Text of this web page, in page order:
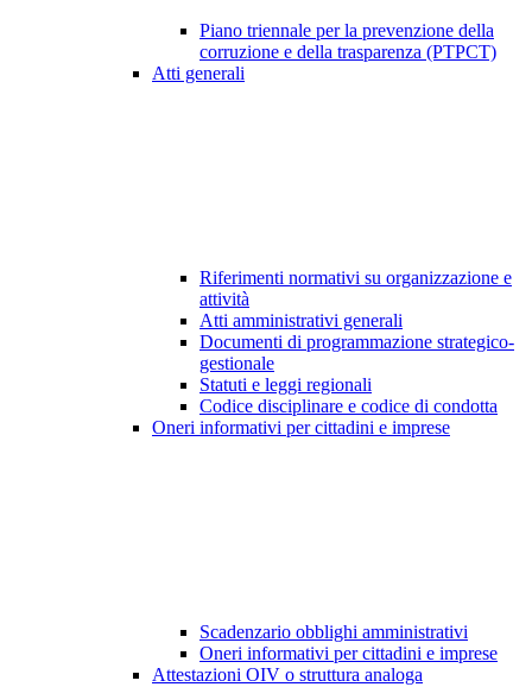
Piano triennale per la prevenzione della
corruzione e della trasparenza (PTPCT)
Atti generali
Riferimenti normativi su organizzazione e
attività
Atti amministrativi generali
Documenti di programmazione strategico-
gestionale
Statuti e leggi regionali
Codice disciplinare e codice di condotta
Oneri informativi per cittadini e imprese
Scadenzario obblighi amministrativi
Oneri informativi per cittadini e imprese
Attestazioni OIV o struttura analoga